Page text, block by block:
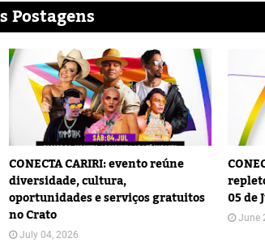
Postagens
CONECTA CARIRI: evento reúne
diversidade, cultura,
oportunidades e serviços gratuitos
no Crato
July 04, 2026
05 de
June